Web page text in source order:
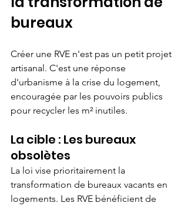
bureaux
Créer une RVE n'est pas un petit projet
artisanal. C'est une réponse
d'urbanisme à la crise du logement,
encouragée par les pouvoirs publics
pour recycler les m² inutiles.
La cible : Les bureaux
obsolètes
La loi vise prioritairement la
transformation de bureaux vacants en
logements. Les RVE bénéficient de